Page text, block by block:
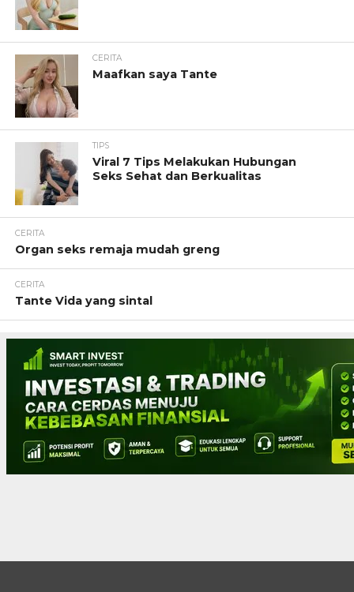
CERITA
Maafkan saya Tante
TIPS
Viral 7 Tips Melakukan Hubungan
Seks Sehat dan Berkualitas
CERITA
Organ seks remaja mudah greng
CERITA
Tante Vida yang sintal